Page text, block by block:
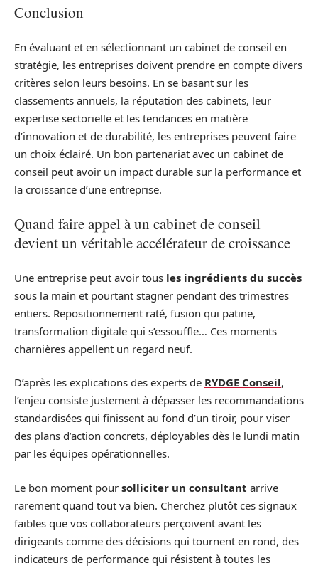
Conclusion
En évaluant et en sélectionnant un cabinet de conseil en
stratégie, les entreprises doivent prendre en compte divers
critères selon leurs besoins. En se basant sur les
classements annuels, la réputation des cabinets, leur
expertise sectorielle et les tendances en matière
d’innovation et de durabilité, les entreprises peuvent faire
un choix éclairé. Un bon partenariat avec un cabinet de
conseil peut avoir un impact durable sur la performance et
la croissance d’une entreprise.
Quand faire appel à un cabinet de conseil
devient un véritable accélérateur de croissance
Une entreprise peut avoir tous les ingrédients du succès
sous la main et pourtant stagner pendant des trimestres
entiers. Repositionnement raté, fusion qui patine,
transformation digitale qui s’essouffle… Ces moments
charnières appellent un regard neuf.
D’après les explications des experts de RYDGE Conseil,
l’enjeu consiste justement à dépasser les recommandations
standardisées qui finissent au fond d’un tiroir, pour viser
des plans d’action concrets, déployables dès le lundi matin
par les équipes opérationnelles.
Le bon moment pour solliciter un consultant arrive
rarement quand tout va bien. Cherchez plutôt ces signaux
faibles que vos collaborateurs perçoivent avant les
dirigeants comme des décisions qui tournent en rond, des
indicateurs de performance qui résistent à toutes les